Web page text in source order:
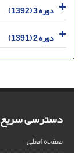
دوره 3 (1392)
دوره 2 (1391)
دسترسی سریع
صفحه اصلی